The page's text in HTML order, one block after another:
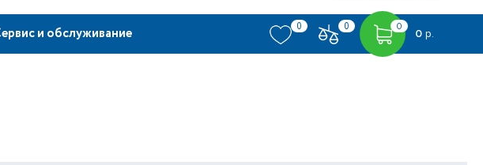
и обслуживание 0 0 0
0 р.